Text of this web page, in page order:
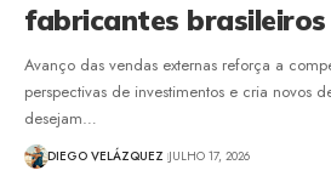
fabricantes brasileiros
Avanço das vendas externas reforça a
perspectivas de investimentos e cria novos
desejam…
DIEGO VELÁZQUEZ JULHO 17, 2026